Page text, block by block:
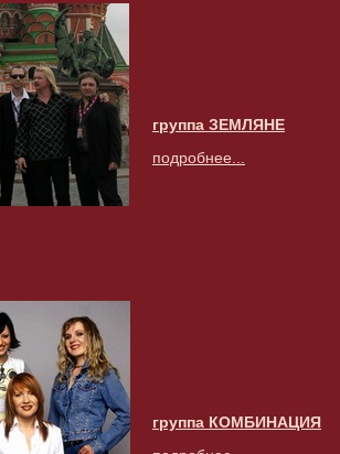
группа ЗЕМЛЯНЕ
подробнее...
группа КОМБИНАЦИЯ